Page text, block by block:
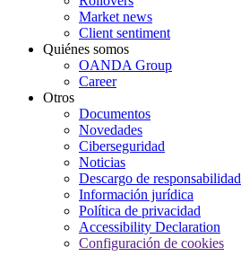
Market news
Client sentiment
Quiénes somos
OANDA Group
Career
Otros
Documentos
Novedades
Ciberseguridad
Noticias
Descargo de responsabilidad
Información jurídica
Política de privacidad
Accessibility Declaration
Configuración de cookies